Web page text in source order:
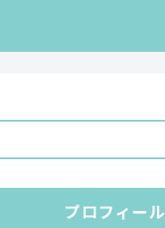
プロフィール